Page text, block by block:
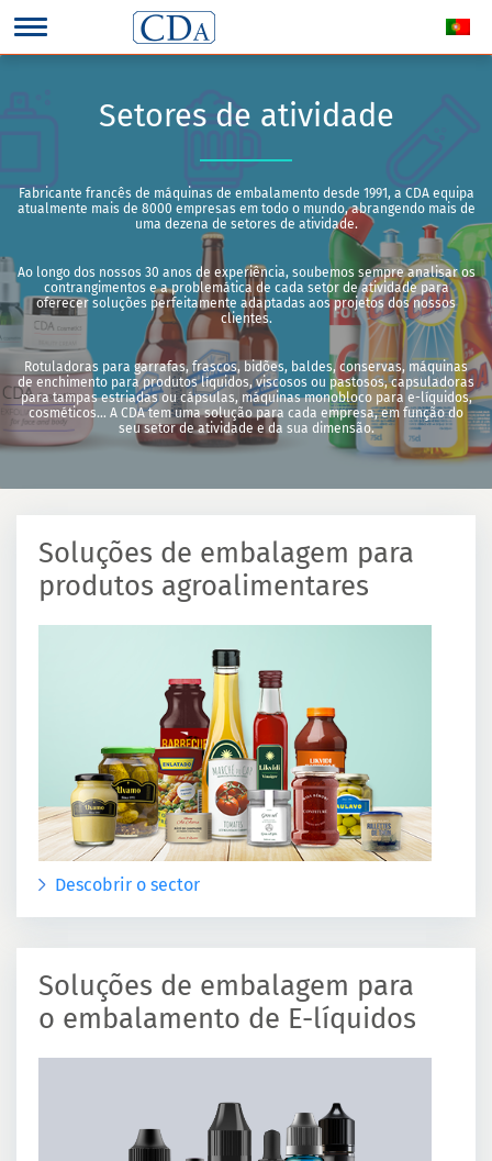
Setores de atividade
Fabricante francês de máquinas de embalamento desde 1991, a CDA equipa
atualmente mais de 8000 empresas em todo o mundo, abrangendo mais de
uma dezena de setores de atividade.
Ao longo dos nossos 30 anos de experiência, soubemos sempre analisar os
contrangimentos e a problemática de cada setor de atividade para
oferecer soluções perfeitamente adaptadas aos projetos dos nossos
clientes.
Rotuladoras para garrafas, frascos, bidões, baldes, conservas, máquinas
de enchimento para produtos líquidos, viscosos ou pastosos, capsuladoras
para tampas estriadas ou cápsulas, máquinas monobloco para e-líquidos,
cosméticos… A CDA tem uma solução para cada empresa, em função do
seu setor de atividade e da sua dimensão.
Soluções de embalagem para
produtos agroalimentares
Descobrir o sector
Soluções de embalagem para
o embalamento de E-líquidos